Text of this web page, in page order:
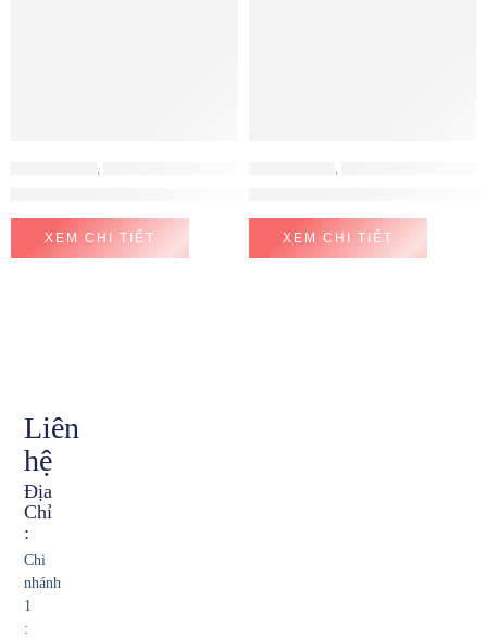
XEM CHI TIẾT XEM CHI TIẾT
Liên
hệ
Địa
Chỉ
:
Chi
nhánh
1
: